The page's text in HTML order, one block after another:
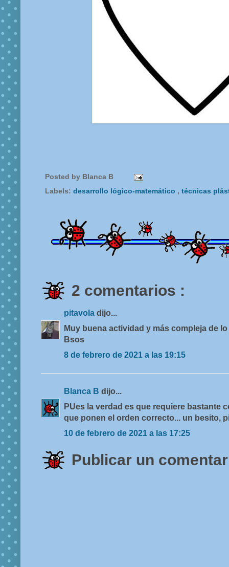
Posted by Blanca B
Labels: desarrollo lógico-matemático , técnicas
2 comentarios :
pitavola dijo...
Muy buena actividad y más compleja de
Bsos
8 de febrero de 2021 a las 19:15
Blanca B dijo...
PUes la verdad es que requiere bastante
que ponen el orden correcto... un besito,
10 de febrero de 2021 a las 17:25
Publicar un